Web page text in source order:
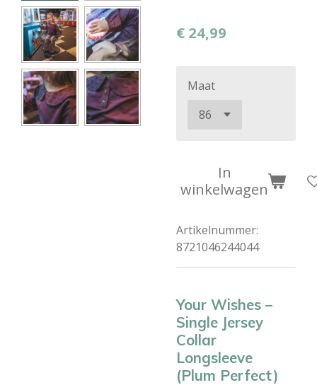
€ 24,99
Maat
In
winkelwagen
Artikelnummer:
8721046244044
Your Wishes –
Single Jersey
Collar
Longsleeve
(Plum Perfect)